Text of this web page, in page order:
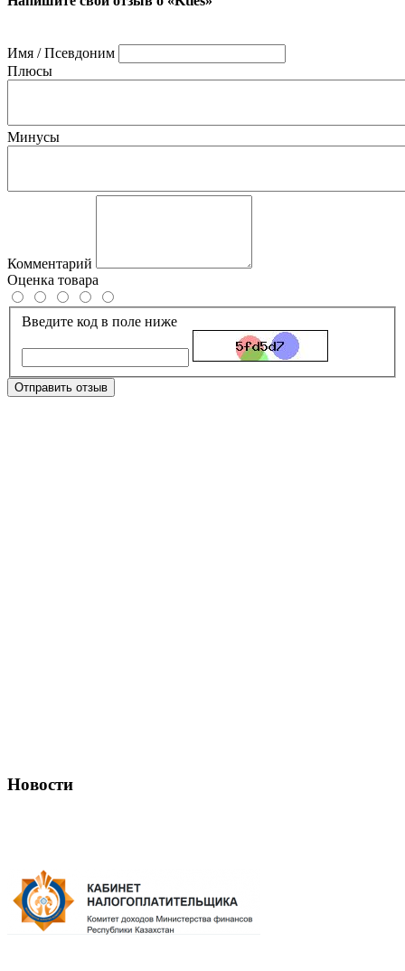
Имя / Псевдоним
Плюсы
Минусы
Комментарий
Оценка товара
Введите код в поле ниже
Отправить отзыв
Новости